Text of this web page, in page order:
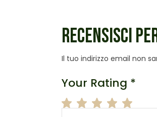
RECENSISCI
Il tuo indirizzo email non
Your Rating *